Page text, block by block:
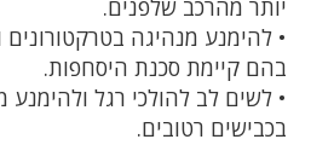
יותר מהרכב שלפנים.
• להימנע מנהיגה בטרקטורונים
בהם קיימת סכנת היסחפות.
• לשים לב להולכי רגל ולהימנע
בכבישים רטובים.